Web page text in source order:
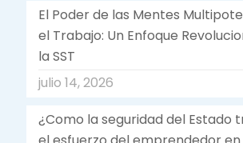
El Poder de las Mentes
el Trabajo: Un Enfoque
la SST
julio 14, 2026
¿Como la seguridad del Estado